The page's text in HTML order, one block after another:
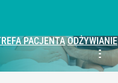
PACJENTA ODŻYWIANIE